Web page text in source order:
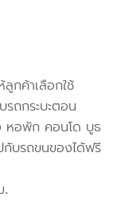
กค้าเลือกใช้
ถกระบะตอน
หอพัก คอนโด บูธ
กับรถขนของได้ฟรี
.